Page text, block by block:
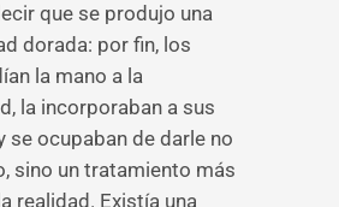
que se produjo una
dorada: por fin, los
la mano a la
la incorporaban a sus
se ocupaban de darle no
sino un tratamiento más
realidad. Existía una